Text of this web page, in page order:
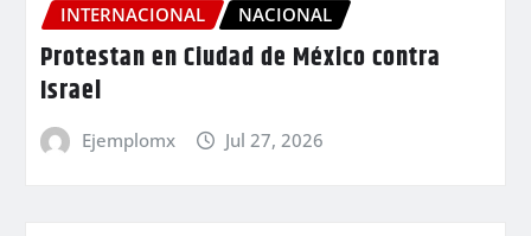
INTERNACIONAL NACIONAL
Protestan en Ciudad de México contra
Israel
Ejemplomx Jul 27, 2026